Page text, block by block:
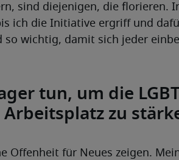
sind diejenigen, die florieren.
ich die Initiative ergriff und
so wichtig, damit sich jeder
tun, um die
zu
Offenheit für Neues zeigen.